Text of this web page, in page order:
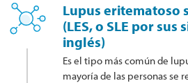
Lupus eritematoso
(LES, o SLE por sus
inglés)
Es el tipo más común de
mayoría de las personas se